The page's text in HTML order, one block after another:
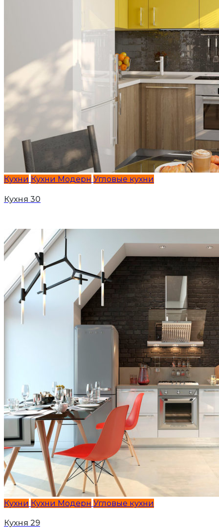
Кухни Кухни Модерн Угловые кухни
Кухня 30
Кухни Кухни Модерн Угловые кухни
Кухня 29